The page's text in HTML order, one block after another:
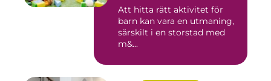
Att hitta rätt aktivitet för
barn kan vara en utmaning,
särskilt i en storstad med
m&...